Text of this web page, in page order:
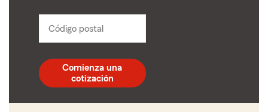
Código postal
postal
de
5
Comienza una
cotización